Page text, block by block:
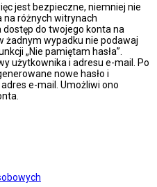
jest bezpieczne, niemniej nie
na różnych witrynach
do twojego konta na
żadnym wypadku nie podawaj
„Nie pamiętam hasła”.
użytkownika i adresu e-mail. Po
nowe hasło i
e-mail. Umożliwi ono